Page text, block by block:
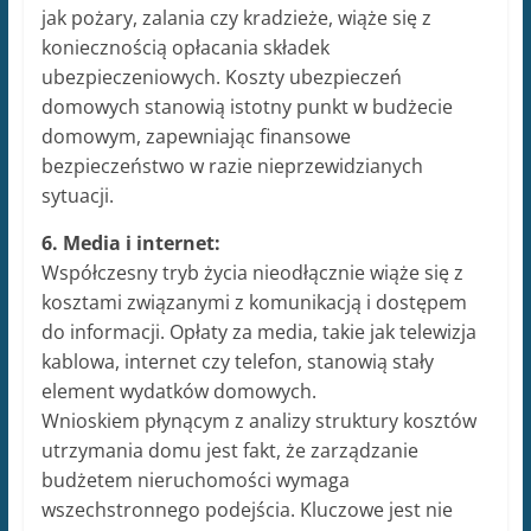
jak pożary, zalania czy kradzieże, wiąże się z
koniecznością opłacania składek
ubezpieczeniowych. Koszty ubezpieczeń
domowych stanowią istotny punkt w budżecie
domowym, zapewniając finansowe
bezpieczeństwo w razie nieprzewidzianych
sytuacji.
6. Media i internet:
Współczesny tryb życia nieodłącznie wiąże się z
kosztami związanymi z komunikacją i dostępem
do informacji. Opłaty za media, takie jak telewizja
kablowa, internet czy telefon, stanowią stały
element wydatków domowych.
Wnioskiem płynącym z analizy struktury kosztów
utrzymania domu jest fakt, że zarządzanie
budżetem nieruchomości wymaga
wszechstronnego podejścia. Kluczowe jest nie